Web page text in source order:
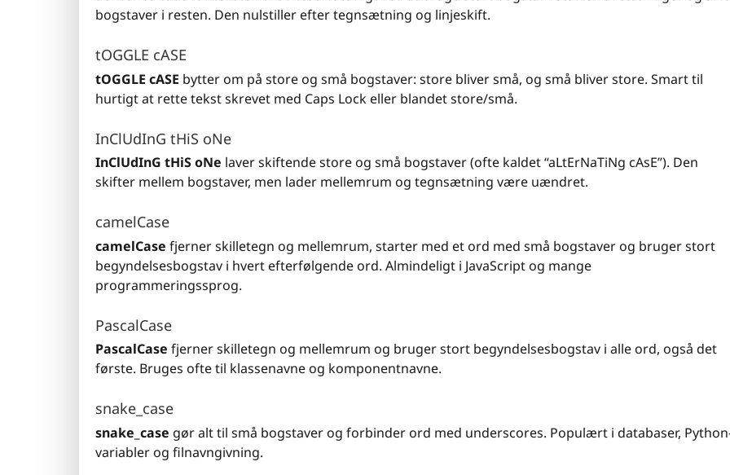
bogstaver i resten. Den nulstiller efter tegnsætning og linjeskift.
tOGGLE cASE
tOGGLE cASE bytter om på store og små bogstaver: store bliver små, og små bliver store. Smart til
hurtigt at rette tekst skrevet med Caps Lock eller blandet store/små.
InClUdInG tHiS oNe
InClUdInG tHiS oNe laver skiftende store og små bogstaver (ofte kaldet “aLtErNaTiNg cAsE”). Den
skifter mellem bogstaver, men lader mellemrum og tegnsætning være uændret.
camelCase
camelCase fjerner skilletegn og mellemrum, starter med et ord med små bogstaver og bruger stort
begyndelsesbogstav i hvert efterfølgende ord. Almindeligt i JavaScript og mange
programmeringssprog.
PascalCase
PascalCase fjerner skilletegn og mellemrum og bruger stort begyndelsesbogstav i alle ord, også det
første. Bruges ofte til klassenavne og komponentnavne.
snake_case
snake_case gør alt til små bogstaver og forbinder ord med underscores. Populært i databaser,
variabler og filnavngivning.